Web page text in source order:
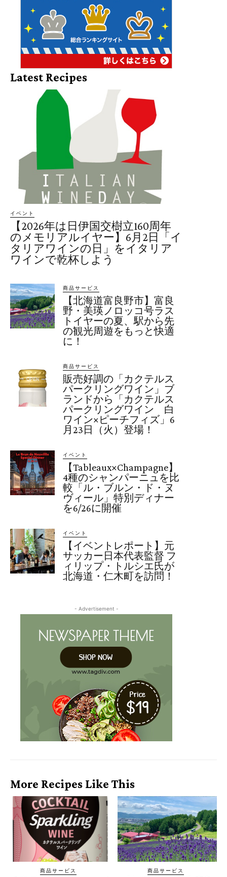
Latest Recipes
イベント
【2026年は日伊国交樹立160周年
のメモリアルイヤー】6月2日「イ
タリアワインの日」をイタリア
ワインで乾杯しよう
商品サービス
【北海道富良野市】富良
野・美瑛ノロッコ号ラス
トイヤーの夏、駅から先
の観光周遊をもっと快適
に！
商品サービス
販売好調の「カクテルス
パークリングワイン」ブ
ランドから「カクテルス
パークリングワイン 白
ワイン×ピーチフィズ」6
月23日（火）登場！
イベント
【Tableaux×Champagne】
4種のシャンパーニュを比
較「ル・ブルン・ド・ヌ
ヴィール」特別ディナー
を6/26に開催
イベント
【イベントレポート】元
サッカー日本代表監督 フ
ィリップ・トルシエ氏が
北海道・仁木町を訪問！
- Advertisement -
More Recipes Like This
商品サービス 商品サービス